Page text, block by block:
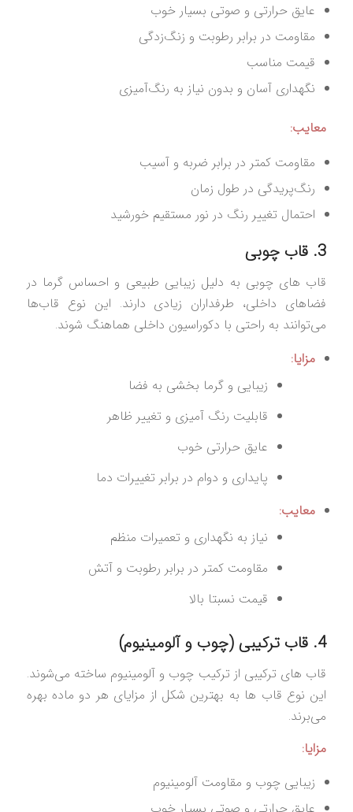
عایق حرارتی و صوتی بسیار خوب
مقاومت در برابر رطوبت و زنگ‌زدگی
قیمت مناسب
نگهداری آسان و بدون نیاز به رنگ‌آمیزی
معایب:
مقاومت کمتر در برابر ضربه و آسیب
رنگ‌پریدگی در طول زمان
احتمال تغییر رنگ در نور مستقیم خورشید
3. قاب چوبی
قاب‌ های چوبی به دلیل زیبایی طبیعی و احساس گرما در
فضاهای داخلی، طرفداران زیادی دارند. این نوع قاب‌ها
می‌توانند به راحتی با دکوراسیون داخلی هماهنگ شوند.
مزایا:
زیبایی و گرما بخشی به فضا
قابلیت رنگ‌ آمیزی و تغییر ظاهر
عایق حرارتی خوب
پایداری و دوام در برابر تغییرات دما
معایب:
نیاز به نگهداری و تعمیرات منظم
مقاومت کمتر در برابر رطوبت و آتش
قیمت نسبتا بالا
4. قاب ترکیبی (چوب و آلومینیوم)
قاب‌ های ترکیبی از ترکیب چوب و آلومینیوم ساخته می‌شوند.
این نوع قاب‌ ها به بهترین شکل از مزایای هر دو ماده بهره
می‌برند.
مزایا:
زیبایی چوب و مقاومت آلومینیوم